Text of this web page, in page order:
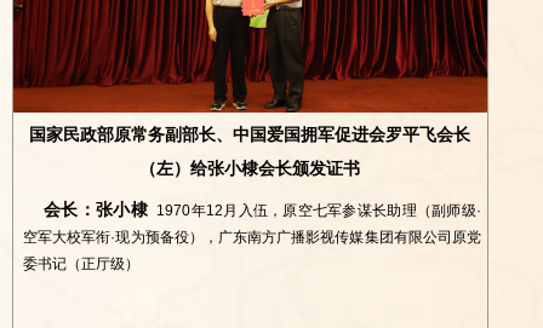
会长：张小棣 1970年12月入伍，原空七军参谋长助理（副师级·
空军大校军衔·现为预备役），广东南方广播影视传媒集团有限公司原党
委书记（正厅级）
国家民政部原常务副部长、中国爱国拥军促进会罗平飞会长
（左）给张小棣会长颁发证书